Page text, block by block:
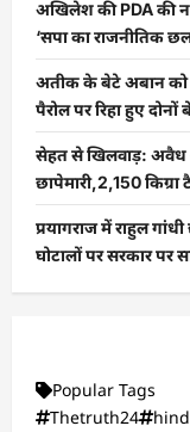
अखिलेश की PDA की नई
‘सपा का राजनीतिक
अतीक के बेटे अबान को
पैरोल पर रिहा हुए
सेहत से खिलवाड़: अवैध
छापेमारी,2,150
प्रयागराज में राहुल
घोटालों पर सरकार पर
Popular Tags
Thetruth24